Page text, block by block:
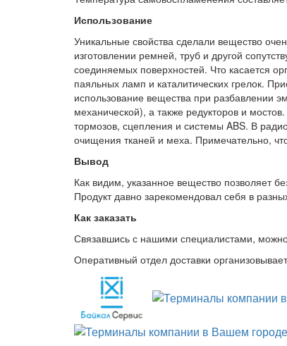
Использование
Уникальные свойства сделали вещество
изготовлении ремней, труб и другой
соединяемых поверхностей. Что касается
паяльных ламп и каталитических грелок.
использование вещества при разбавлении
механической), а также редукторов и
тормозов, сцепления и системы ABS. В
очищения тканей и меха. Примечательно,
Вывод
Как видим, указанное вещество позволяет
Продукт давно зарекомендовал себя в
Как заказать
Связавшись с нашими специалистами,
Оперативный отдел доставки